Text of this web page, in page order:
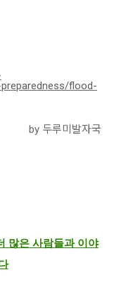
flood-
by 두루미발자국
많은 사람들과 이야